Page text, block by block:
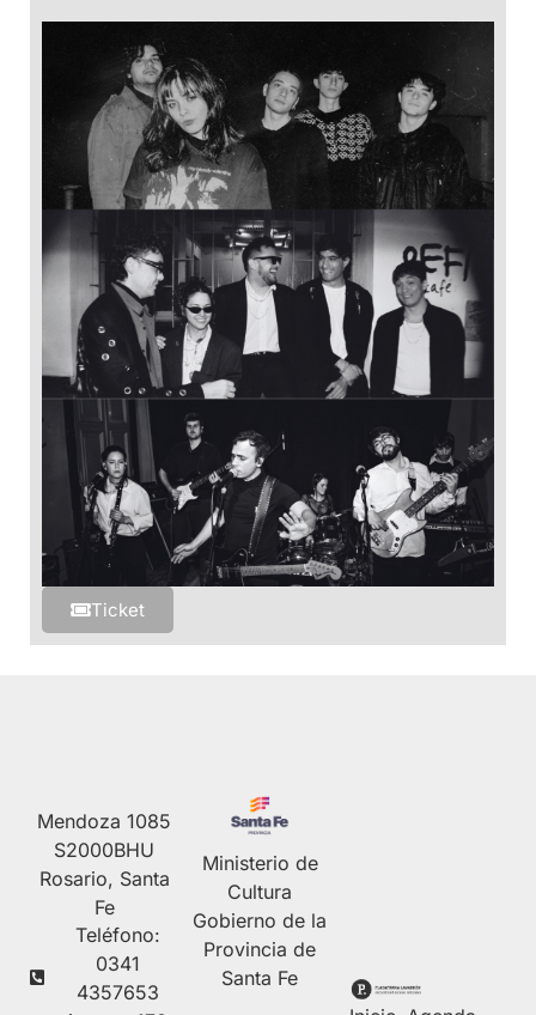
Ticket
Mendoza 1085
S2000BHU
Rosario, Santa
Fe
Teléfono:
0341
4357653
Ministerio de
Cultura
Gobierno de la
Provincia de
Santa Fe